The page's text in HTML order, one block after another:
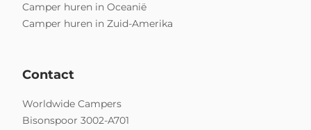
Camper huren in Oceanië
Camper huren in Zuid-Amerika
Contact
Worldwide Campers
Bisonspoor 3002-A701